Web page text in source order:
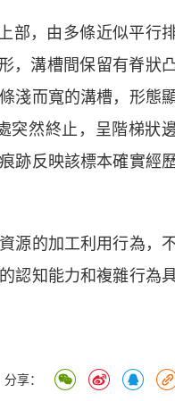
部，由多條近似平行
，溝槽間保留有脊狀
淺而寬的溝槽，形態
突然終止，呈階梯狀
跡反映該標本確實經
源的加工利用行為，
認知能力和複雜行為
分享：